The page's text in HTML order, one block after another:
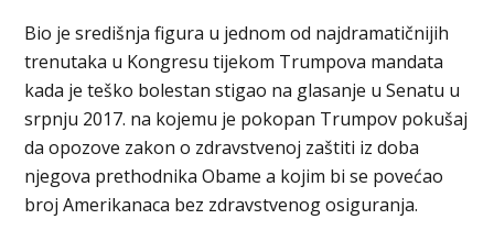
Bio je središnja figura u jednom od najdramatičnijih
trenutaka u Kongresu tijekom Trumpova mandata
kada je teško bolestan stigao na glasanje u Senatu u
srpnju 2017. na kojemu je pokopan Trumpov pokušaj
da opozove zakon o zdravstvenoj zaštiti iz doba
njegova prethodnika Obame a kojim bi se povećao
broj Amerikanaca bez zdravstvenog osiguranja.